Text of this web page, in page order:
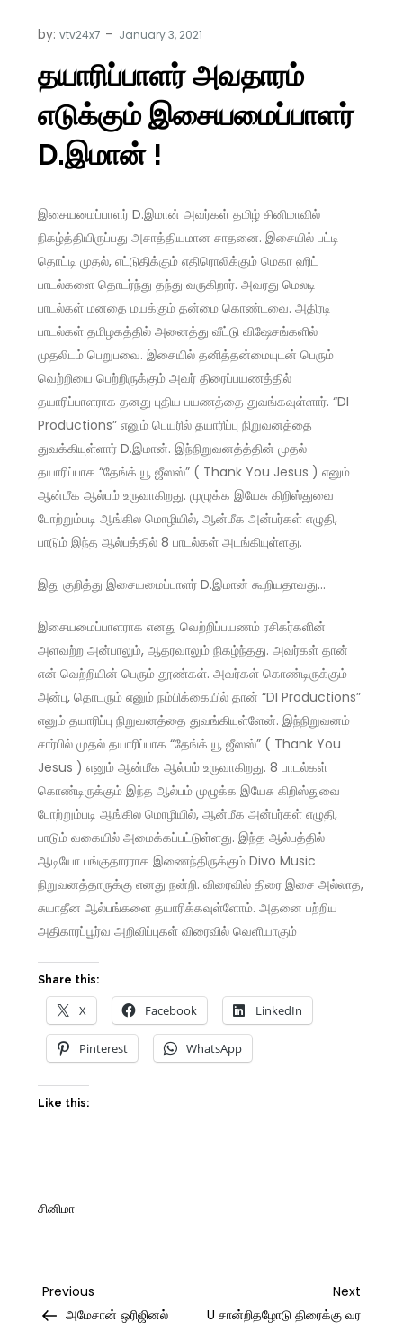
by:vtv24x7
தயாரிப்பாளர் அவதாரம்
எடுக்கும் இசையமைப்பாளர்
D.இமான் !
இசையமைப்பாளர் D.இமான் அவர்கள் தமிழ் சினிமாவில்
நிகழ்த்தியிருப்பது அசாத்தியமான சாதனை. இசையில் பட்டி
தொட்டி முதல், எட்டுதிக்கும் எதிரொலிக்கும் மெகா ஹிட்
பாடல்களை தொடர்ந்து தந்து வருகிறார். அவரது மெலடி
பாடல்கள் மனதை மயக்கும் தன்மை கொண்டவை. அதிரடி
பாடல்கள் தமிழகத்தில் அனைத்து வீட்டு விஷேசங்களில்
முதலிடம் பெறுபவை. இசையில் தனித்தன்மையுடன் பெரும்
வெற்றியை பெற்றிருக்கும் அவர் திரைப்பயணத்தில்
தயாரிப்பாளராக தனது புதிய பயணத்தை துவங்கவுள்ளார். “DI
Productions” எனும் பெயரில் தயாரிப்பு நிறுவனத்தை
துவக்கியுள்ளார் D.இமான். இந்நிறுவனத்த்தின் முதல்
தயாரிப்பாக “தேங்க் யூ ஜீஸஸ்” ( Thank You Jesus ) எனும்
ஆன்மீக ஆல்பம் உருவாகிறது. முழுக்க இயேசு கிறிஸ்துவை
போற்றும்படி ஆங்கில மொழியில், ஆன்மீக அன்பர்கள் எழுதி,
பாடும் இந்த ஆல்பத்தில் 8 பாடல்கள் அடங்கியுள்ளது.
இது குறித்து இசையமைப்பாளர் D.இமான் கூறியதாவது…
இசையமைப்பாளராக எனது வெற்றிப்பயணம் ரசிகர்களின்
அளவற்ற அன்பாலும், ஆதரவாலும் நிகழ்ந்தது. அவர்கள் தான்
என் வெற்றியின் பெரும் தூண்கள். அவர்கள் கொண்டிருக்கும்
அன்பு, தொடரும் எனும் நம்பிக்கையில் தான் “DI Productions”
எனும் தயாரிப்பு நிறுவனத்தை துவங்கியுள்ளேன். இந்நிறுவனம்
சார்பில் முதல் தயாரிப்பாக “தேங்க் யூ ஜீஸஸ்” ( Thank You
Jesus ) எனும் ஆன்மீக ஆல்பம் உருவாகிறது. 8 பாடல்கள்
கொண்டிருக்கும் இந்த ஆல்பம் முழுக்க இயேசு கிறிஸ்துவை
போற்றும்படி ஆங்கில மொழியில், ஆன்மீக அன்பர்கள் எழுதி,
பாடும் வகையில் அமைக்கப்பட்டுள்ளது. இந்த ஆல்பத்தில்
ஆடியோ பங்குதாரராக இணைந்திருக்கும் Divo Music
நிறுவனத்தாருக்கு எனது நன்றி. விரைவில் திரை இசை அல்லாத,
சுயாதீன ஆல்பங்களை தயாரிக்கவுள்ளோம். அதனை பற்றிய
அதிகாரப்பூர்வ அறிவிப்புகள் விரைவில் வெளியாகும்
Share this:
X Facebook LinkedIn
Pinterest WhatsApp
Like this:
சினிமா
Post
Previous
Post
Previous
அமேசான் ஒரிஜினல்
Next
Post
Next
U சான்றிதழோடு திரைக்கு வர